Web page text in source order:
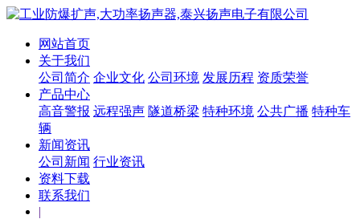
网站首页
关于我们
公司简介 企业文化 公司环境 发展历程 资质荣誉
产品中心
高音警报 远程强声 隧道桥梁 特种环境 公共广播 特种车
辆
新闻资讯
公司新闻 行业资讯
资料下载
联系我们
|